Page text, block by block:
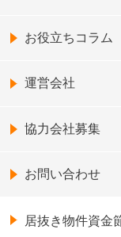
お役立ちコラム
運営会社
協力会社募集
お問い合わせ
居抜き物件資金